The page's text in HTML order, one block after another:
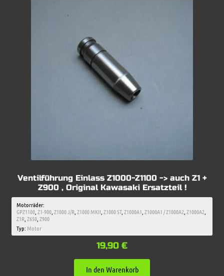
Ventilführung Einlass Z1000-Z1100 -> auch Z1 +
Z900 , Original Kawasaki Ersatzteil !
Motorräder:
GPZ1100, Z1-900, Z1000 J/R, Z1000 MKII Z1000 ST, Z1000A1 Z1000A1 / Z1000A2 Z1000A2
Z1R, Z650, Z900
Typ: Motor
19,90 €
In den Warenkorb